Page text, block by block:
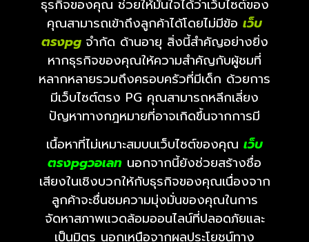
ธุรกิจของคุณ ช่วยให้มั่นใจได้ว่าเว็บไซต์ของ
คุณสามารถเข้าถึงลูกค้าได้โดยไม่มีข้อ เว็บ
ตรงpg จำกัด ด้านอายุ สิ่งนี้สำคัญอย่างยิ่ง
หากธุรกิจของคุณให้ความสำคัญกับผู้ชมที่
หลากหลายรวมถึงครอบครัวที่มีเด็ก ด้วยการ
มีเว็บไซต์ตรง PG คุณสามารถหลีกเลี่ยง
ปัญหาทางกฎหมายที่อาจเกิดขึ้นจากการมี
เนื้อหาที่ไม่เหมาะสมบนเว็บไซต์ของคุณ เว็บ
ตรงpgวอเลท นอกจากนี้ยังช่วยสร้างชื่อ
เสียงในเชิงบวกให้กับธุรกิจของคุณเนื่องจาก
ลูกค้าจะชื่นชมความมุ่งมั่นของคุณในการ
จัดหาสภาพแวดล้อมออนไลน์ที่ปลอดภัยและ
เป็นมิตร นอกเหนือจากผลประโยชน์ทาง